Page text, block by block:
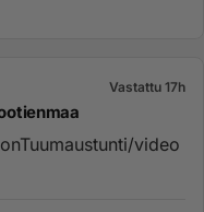
Vastattu 17h
video